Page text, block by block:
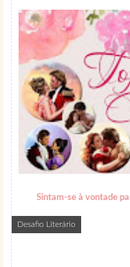
Desafio Literário
Sintam-se à vontade